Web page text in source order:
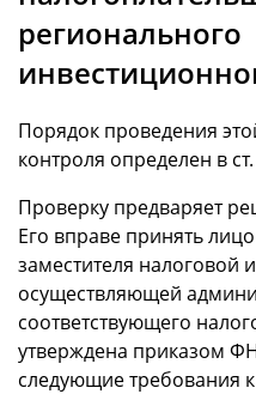
регионального
Порядок проведения
контроля определен в
Проверку предваряет
Его вправе принять
заместителя налоговой
осуществляющей
соответствующего
утверждена приказом
следующие требования